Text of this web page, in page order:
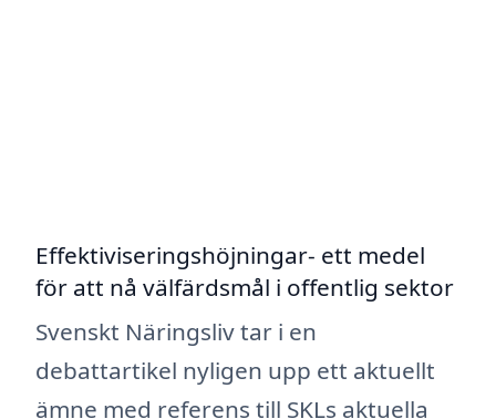
Effektiviseringshöjningar- ett medel
för att nå välfärdsmål i offentlig sektor
Svenskt Näringsliv tar i en
debattartikel nyligen upp ett aktuellt
ämne med referens till SKLs aktuella